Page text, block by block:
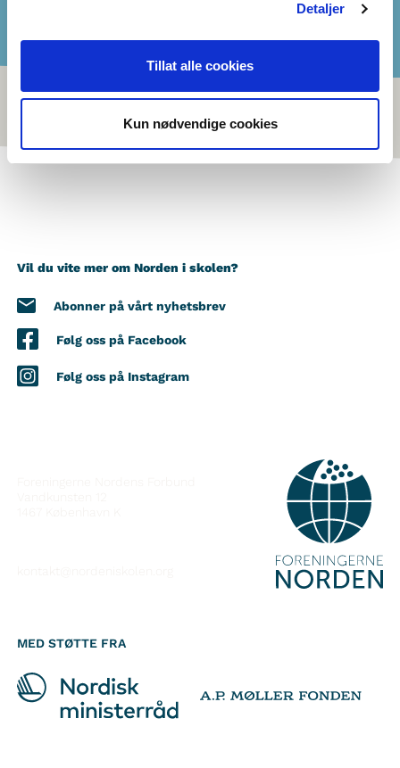
Detaljer
Tillat alle cookies
Kun nødvendige cookies
Vil du vite mer om Norden i skolen?
Abonner på vårt nyhetsbrev
Følg oss på Facebook
Følg oss på Instagram
MED STØTTE FRA